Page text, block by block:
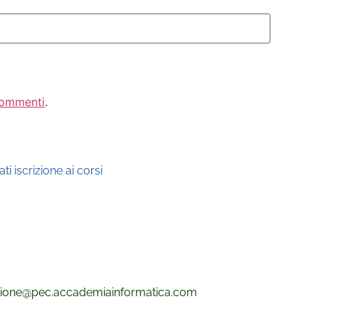
.
iscrizione ai corsi
accademiainformatica.com